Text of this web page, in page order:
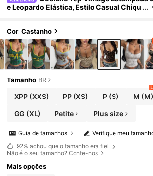
e Leopardo Elástica, Estilo Casual Chiqu
Cor: Castanho
Tamanho BR
XPP(XXS) PP (XS) P (S) M (M)
GG (XL) Petite Plus size
Verifique meu
Guia de tamanhos
92% achou que o tamanho era fiel
Não é o seu tamanho? Conte-nos
Mais opções